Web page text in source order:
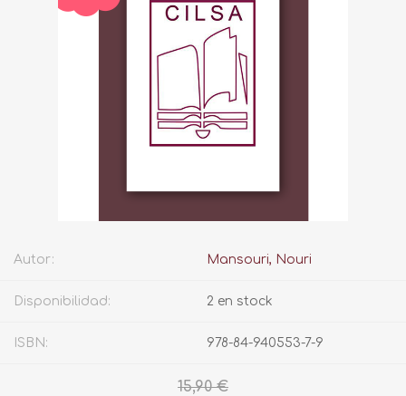
Autor: Mansouri, Nouri
Disponibilidad: 2 en stock
ISBN: 978-84-940553-7-9
15,90 €